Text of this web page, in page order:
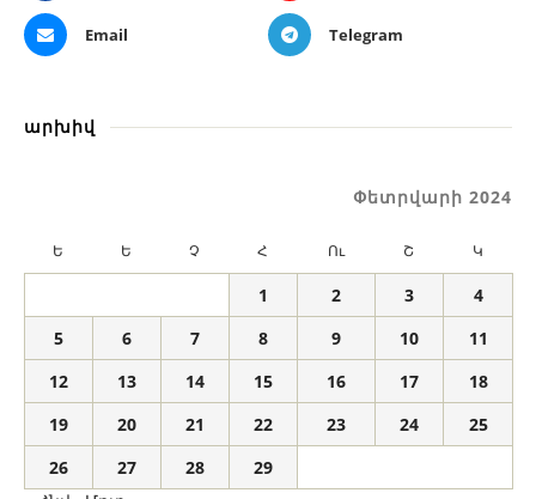
Email Telegram
արխիվ
Փետրվարի 2024
Ե Ե Չ Հ Ու Շ Կ
1 2 3
4
5
6 7 8 9 10
11
12
13 14 15 16 17
18
19
20 21 22 23 24
25
26
27 28
29